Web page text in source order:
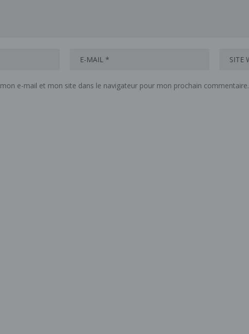
e-mail et mon site dans le navigateur pour mon prochain commentaire.